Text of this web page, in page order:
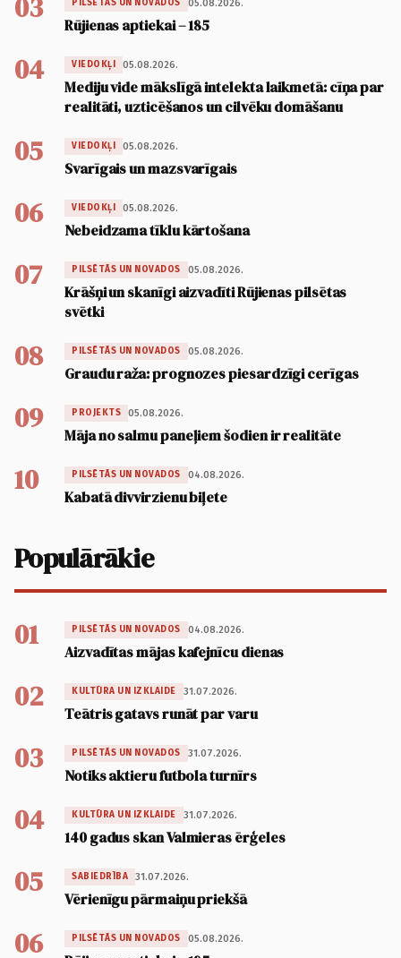
03 PILSĒTĀS UN NOVADOS 05.08.2026.
Rūjienas aptiekai – 185
04 VIEDOKĻI 05.08.2026.
Mediju vide mākslīgā intelekta laikmetā: cīņa par
realitāti, uzticēšanos un cilvēku domāšanu
05 VIEDOKĻI 05.08.2026.
Svarīgais un mazsvarīgais
06 VIEDOKĻI 05.08.2026.
Nebeidzama tīklu kārtošana
07 PILSĒTĀS UN NOVADOS 05.08.2026.
Krāšņi un skanīgi aizvadīti Rūjienas pilsētas
svētki
08 PILSĒTĀS UN NOVADOS 05.08.2026.
Graudu raža: prognozes piesardzīgi cerīgas
09 PROJEKTS 05.08.2026.
Māja no salmu paneļiem šodien ir realitāte
10 PILSĒTĀS UN NOVADOS 04.08.2026.
Kabatā divvirzienu biļete
Populārākie
01 PILSĒTĀS UN NOVADOS 04.08.2026.
Aizvadītas mājas kafejnīcu dienas
02 KULTŪRA UN IZKLAIDE 31.07.2026.
Teātris gatavs runāt par varu
03 PILSĒTĀS UN NOVADOS 31.07.2026.
Notiks aktieru futbola turnīrs
04 KULTŪRA UN IZKLAIDE 31.07.2026.
140 gadus skan Valmieras ērģeles
05 SABIEDRĪBA 31.07.2026.
Vērienīgu pārmaiņu priekšā
06 PILSĒTĀS UN NOVADOS 05.08.2026.